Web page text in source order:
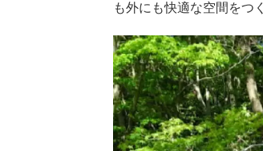
も外にも快適な空間をつ